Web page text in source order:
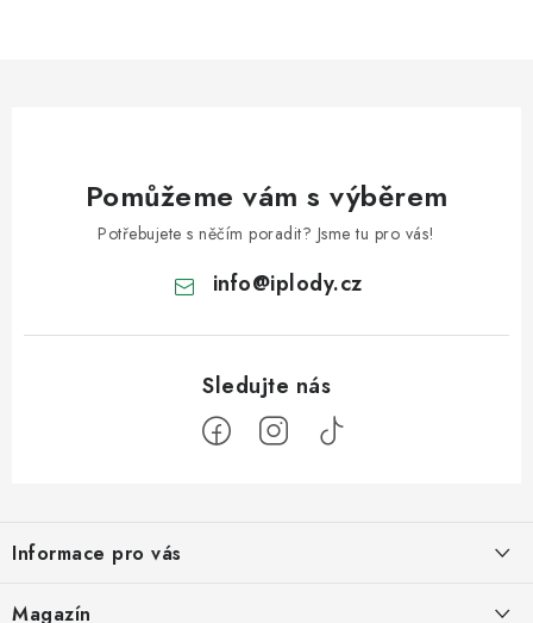
Pomůžeme vám s výběrem
Potřebujete s něčím poradit? Jsme tu pro vás!
info@iplody.cz
p
a
Informace pro vás
Magazín